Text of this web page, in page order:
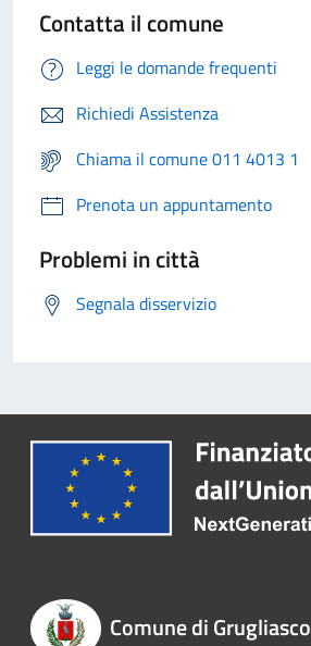
Contatta il comune
Leggi le domande frequenti
Richiedi Assistenza
Chiama il comune 011 4013 1
Prenota un appuntamento
Problemi in città
Segnala disservizio
Comune di Grugliasco